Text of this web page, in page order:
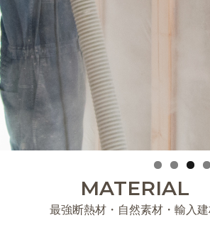
MATERIAL
最強断熱材・自然素材・輸入